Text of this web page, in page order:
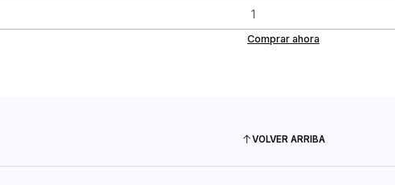
Comprar ahora
VOLVER ARRIBA